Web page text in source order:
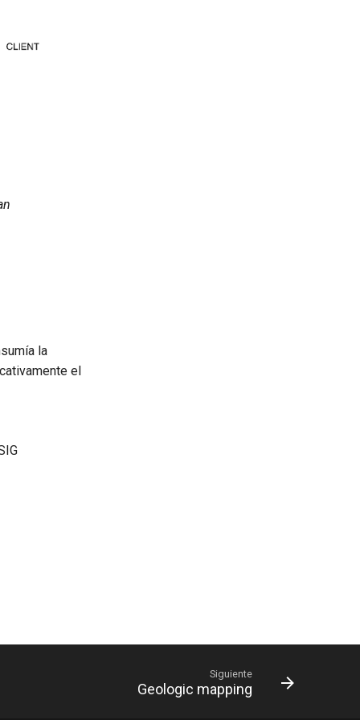
la
el
Siguiente
Geologic mapping